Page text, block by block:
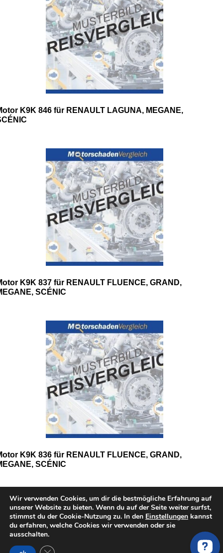
K9K 846 für RENAULT LAGUNA, MEGANE,
K9K 837 für RENAULT FLUENCE, GRAND,
SCÉNIC
K9K 836 für RENAULT FLUENCE, GRAND,
SCÉNIC
Wir verwenden Cookies, um dir die bestmögliche Erfahrung auf
unserer Website zu bieten. Wenn du auf der Seite weiter surfst,
stimmst du der Cookie-Nutzung zu. In den Einstellungen kannst
du erfahren, welche Cookies wir verwenden oder sie
ausschalten.
GDPR Cookie-Banner schließen